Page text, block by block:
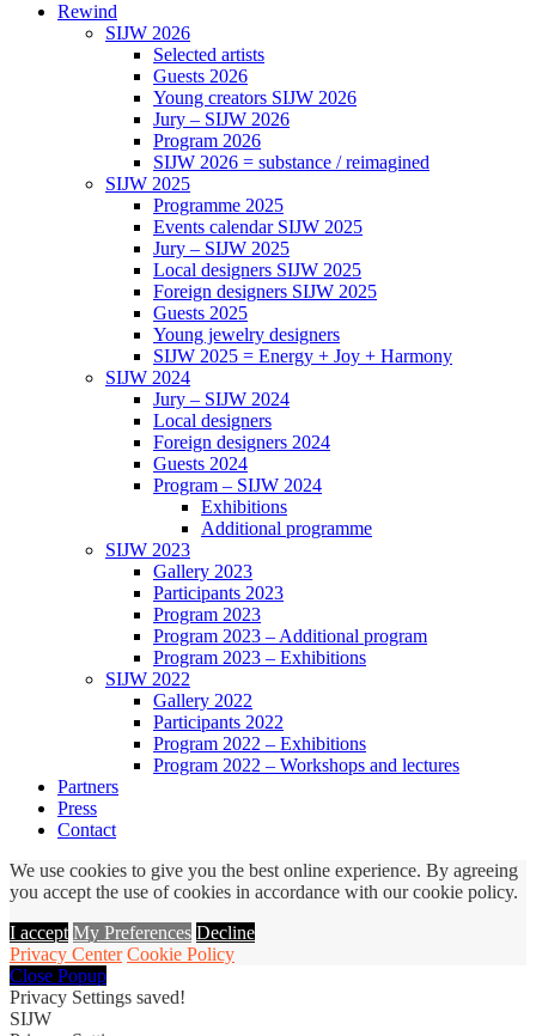
Rewind
SIJW 2026
Selected artists
Guests 2026
Young creators SIJW 2026
Jury – SIJW 2026
Program 2026
SIJW 2026 = substance / reimagined
SIJW 2025
Programme 2025
Events calendar SIJW 2025
Jury – SIJW 2025
Local designers SIJW 2025
Foreign designers SIJW 2025
Guests 2025
Young jewelry designers
SIJW 2025 = Energy + Joy + Harmony
SIJW 2024
Jury – SIJW 2024
Local designers
Foreign designers 2024
Guests 2024
Program – SIJW 2024
Exhibitions
Additional programme
SIJW 2023
Gallery 2023
Participants 2023
Program 2023
Program 2023 – Additional program
Program 2023 – Exhibitions
SIJW 2022
Gallery 2022
Participants 2022
Program 2022 – Exhibitions
Program 2022 – Workshops and lectures
Partners
Press
Contact
We use cookies to give you the best online experience. By agreeing
you accept the use of cookies in accordance with our cookie policy.
I accept My Preferences Decline
Privacy Center Cookie Policy
Close Popup
Privacy Settings saved!
SIJW